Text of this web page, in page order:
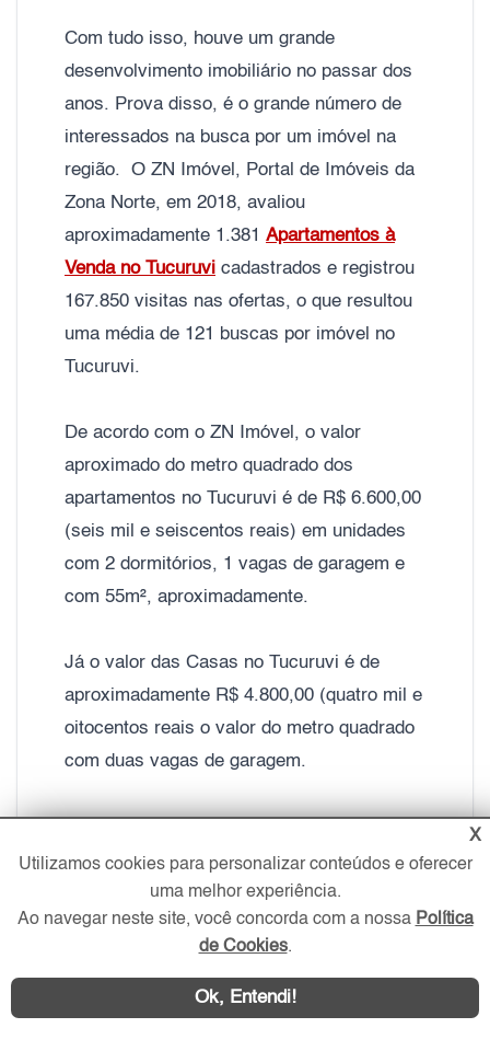
Com tudo isso, houve um grande
desenvolvimento imobiliário no passar dos
anos. Prova disso, é o grande número de
interessados na busca por um imóvel na
região. O ZN Imóvel, Portal de Imóveis da
Zona Norte, em 2018, avaliou
aproximadamente 1.381 Apartamentos à
Venda no Tucuruvi cadastrados e registrou
167.850 visitas nas ofertas, o que resultou
uma média de 121 buscas por imóvel no
Tucuruvi.
De acordo com o ZN Imóvel, o valor
aproximado do metro quadrado dos
apartamentos no Tucuruvi é de R$ 6.600,00
(seis mil e seiscentos reais) em unidades
com 2 dormitórios, 1 vagas de garagem e
com 55m², aproximadamente.
Já o valor das Casas no Tucuruvi é de
aproximadamente R$ 4.800,00 (quatro mil e
oitocentos reais o valor do metro quadrado
com duas vagas de garagem.
de 900 prédios comerciais e cerca de 400
ofertas de apartamentos residenciais, o que
mostra o grande impacto por conta do
fenômeno de verticalização no bairro.
Suas ruas dão fácil acesso ao comércio,
X
Utilizamos cookies para personalizar conteúdos e oferecer
uma melhor experiência.
Ao navegar neste site, você concorda com a nossa Política
de Cookies.
Ok, Entendi!